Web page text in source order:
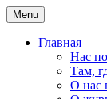
Menu
Главная
Нас
Там,
О нас